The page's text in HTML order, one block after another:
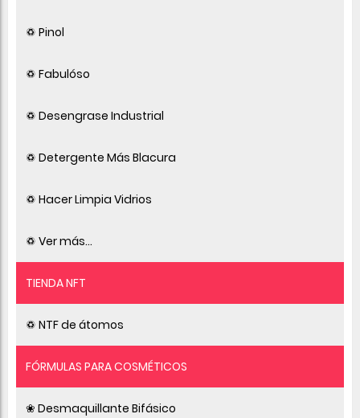
♽ Pinol
♽ Fabulóso
♽ Desengrase Industrial
♽ Detergente Más Blacura
♽ Hacer Limpia Vidrios
♽ Ver más...
TIENDA NFT
♽ NTF de átomos
FÓRMULAS PARA COSMÉTICOS
❀ Desmaquillante Bifásico